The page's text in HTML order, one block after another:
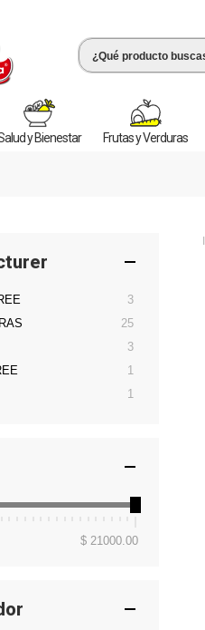
y Bienestar Frutas y Verduras
3artículos
25artículos
3artículos
1
1
$ 21000.00